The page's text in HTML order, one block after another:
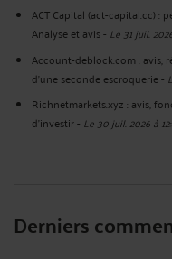
ACT Capital (act-capital.cc) :
Analyse et avis- Le 31 juil.
Account-deblock.com : avis,
d'une seconde escroquerie-
Richnetmarkets.xyz : avis,
d’investir- Le 30 juil. 2026 à
Derniers